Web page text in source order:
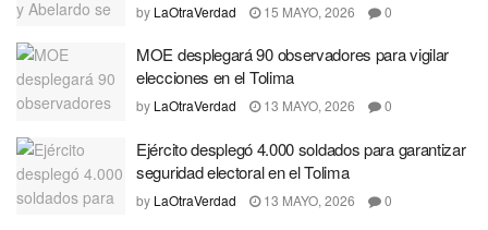
by LaOtraVerdad 15 MAYO, 2026 0
MOE desplegará 90 observadores para vigilar
elecciones en el Tolima
by LaOtraVerdad 13 MAYO, 2026 0
Ejército desplegó 4.000 soldados para garantizar
seguridad electoral en el Tolima
by LaOtraVerdad 13 MAYO, 2026 0